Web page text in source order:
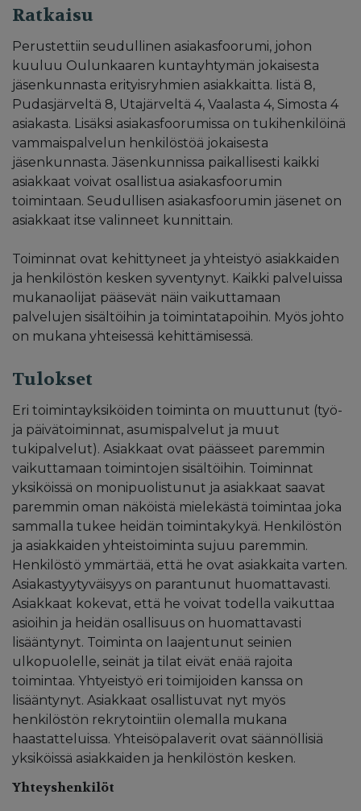
Ratkaisu
Perustettiin seudullinen asiakasfoorumi, johon
kuuluu Oulunkaaren kuntayhtymän jokaisesta
jäsenkunnasta erityisryhmien asiakkaitta. Iistä 8,
Pudasjärveltä 8, Utajärveltä 4, Vaalasta 4, Simosta 4
asiakasta. Lisäksi asiakasfoorumissa on tukihenkilöinä
vammaispalvelun henkilöstöä jokaisesta
jäsenkunnasta. Jäsenkunnissa paikallisesti kaikki
asiakkaat voivat osallistua asiakasfoorumin
toimintaan. Seudullisen asiakasfoorumin jäsenet on
asiakkaat itse valinneet kunnittain.
Toiminnat ovat kehittyneet ja yhteistyö asiakkaiden
ja henkilöstön kesken syventynyt. Kaikki palveluissa
mukanaolijat pääsevät näin vaikuttamaan
palvelujen sisältöihin ja toimintatapoihin. Myös johto
on mukana yhteisessä kehittämisessä.
Tulokset
Eri toimintayksiköiden toiminta on muuttunut (työ-
ja päivätoiminnat, asumispalvelut ja muut
tukipalvelut). Asiakkaat ovat päässeet paremmin
vaikuttamaan toimintojen sisältöihin. Toiminnat
yksiköissä on monipuolistunut ja asiakkaat saavat
paremmin oman näköistä mielekästä toimintaa joka
sammalla tukee heidän toimintakykyä. Henkilöstön
ja asiakkaiden yhteistoiminta sujuu paremmin.
Henkilöstö ymmärtää, että he ovat asiakkaita varten.
Asiakastyytyväisyys on parantunut huomattavasti.
Asiakkaat kokevat, että he voivat todella vaikuttaa
asioihin ja heidän osallisuus on huomattavasti
lisääntynyt. Toiminta on laajentunut seinien
ulkopuolelle, seinät ja tilat eivät enää rajoita
toimintaa. Yhtyeistyö eri toimijoiden kanssa on
lisääntynyt. Asiakkaat osallistuvat nyt myös
henkilöstön rekrytointiin olemalla mukana
haastatteluissa. Yhteisöpalaverit ovat säännöllisiä
yksiköissä asiakkaiden ja henkilöstön kesken.
Yhteyshenkilöt